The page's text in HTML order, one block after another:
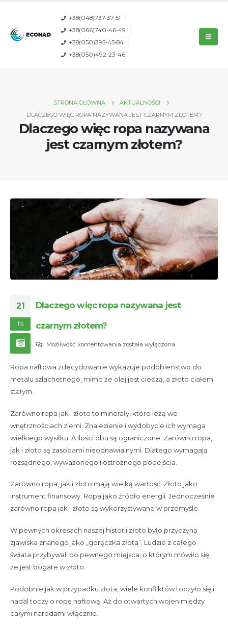
+38(048)737-37-51
+38(066)740-46-49
+38(050)395-45-84
+38(050)492-23-46
STRONA GŁÓWNA
AKTUALNOŚCI
DLACZEGO WIĘC ROPA NAZYWANA JEST CZARNYM ZŁOTEM?
Dlaczego więc ropa nazywana
jest czarnym złotem?
21
lis
Dlaczego więc ropa nazywana jest
czarnym złotem?
Możliwość komentowania Dlaczego
ropa
nazywana
złotem?
została wyłączona
Ropa naftowa zdecydowanie wykazuje podobieństwo do
metalu szlachetnego, mimo że olej jest cieczą, a złoto ciałem
stałym.
Zarówno ropa jak i złoto to minerały, które leżą we
wnętrznościach ziemi. Znalezienie i wydobycie ich wymaga
wielkiego wysiłku. A ilości obu są ograniczone. Zarówno ropa,
jak i złoto są zasobami nieodnawialnymi. Dlatego wymagają
rozsądnego, wyważonego i ostrożnego podejścia.
Zarówno ropa, jak i złoto mają wielką wartość. Złoto jako
instrument finansowy. Ropa jako źródło energii. Jednocześnie
zarówno ropa jak i złoto są wykorzystywane w przemyśle.
W pewnych okresach naszej historii złoto było przyczyną
zjawiska znanego jako „gorączka złota”. Ludzie z całego
świata przybywali do pewnego miejsca, o którym mówiło się,
że jest bogate w złoto.
Podobnie jak w przypadku złota, wiele konfliktów toczyło się i
nadal toczy o ropę naftową. Aż do otwartych wojen między
całymi narodami włącznie.